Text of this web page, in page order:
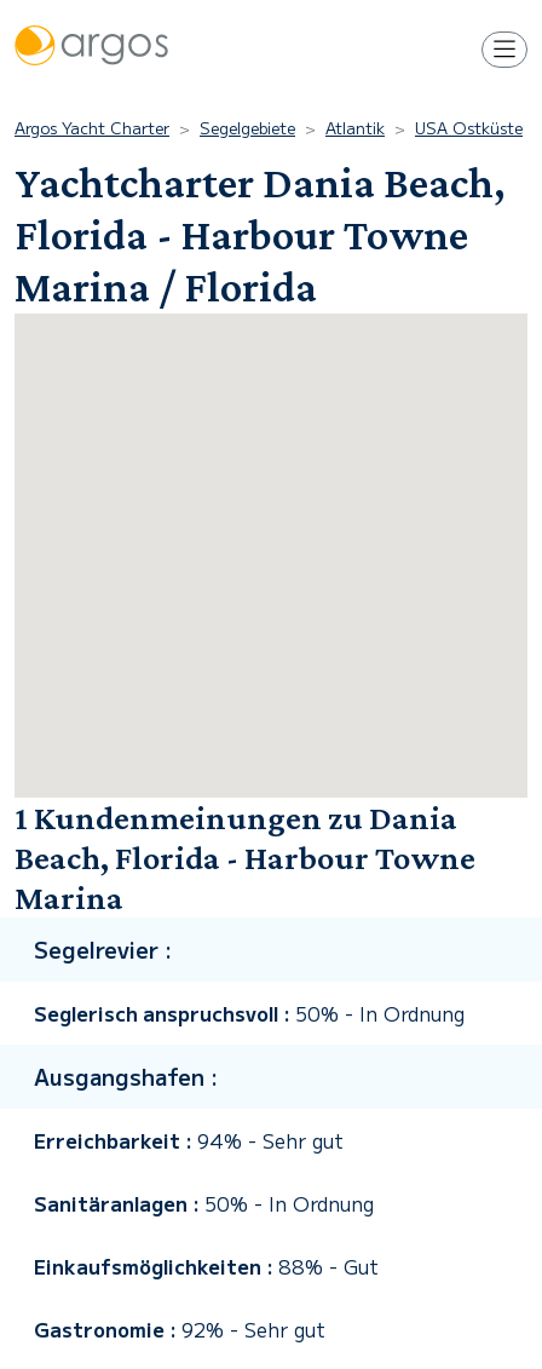
Argos Yacht Charter Segelgebiete Atlantik USA Ostküste
Yachtcharter Dania Beach,
Florida - Harbour Towne
Marina / Florida
1 Kundenmeinungen zu Dania
Beach, Florida - Harbour Towne
Marina
Segelrevier :
Seglerisch anspruchsvoll : 50% - In Ordnung
Ausgangshafen :
Erreichbarkeit : 94% - Sehr gut
Sanitäranlagen : 50% - In Ordnung
Einkaufsmöglichkeiten : 88% - Gut
Gastronomie : 92% - Sehr gut